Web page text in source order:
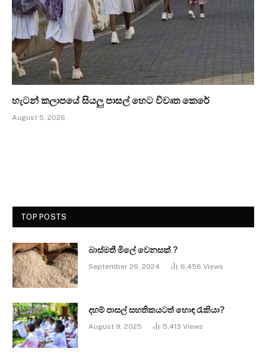
හැටන් කලාපයේ සියලු පාසල් හෙට විවෘත කෙරේ
August 5, 2026
TOP POSTS
බාස්මතී මිලේ වෙනසක් ?
September 26, 2024 6,456 Views
දහම් පාසල් සහතිකයටත් හොඳ රැකියා?
August 9, 2025 5,413 Views